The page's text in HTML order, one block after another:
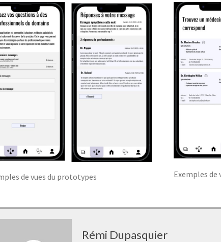
de vues du prototypes Exemples de
Rémi Dupasquier